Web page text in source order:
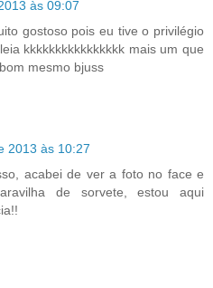
às 09:07
gostoso pois eu tive o privilégio
kkkkkkkkkkkkkkkk mais um que
mesmo bjuss
2013 às 10:27
acabei de ver a foto no face e
de sorvete, estou aqui